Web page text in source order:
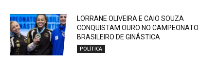
LORRANE OLIVEIRA E CAIO SOUZA
CONQUISTAM OURO NO CAMPEONATO
BRASILEIRO DE GINÁSTICA
POLÍTICA